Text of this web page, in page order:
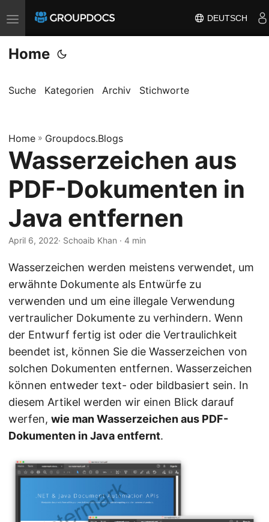
T
o
g
l
a
v
i
g
t
i
n
DEUTSCH
Home
Suche Kategorien Archiv Stichworte
Home » Groupdocs.Blogs
Wasserzeichen aus
PDF-Dokumenten in
Java entfernen
April 6, 2022· Schoaib Khan · 4 min
Wasserzeichen werden meistens verwendet, um
erwähnte Dokumente als Entwürfe zu
verwenden und um eine illegale Verwendung
vertraulicher Dokumente zu verhindern. Wenn
der Entwurf fertig ist oder die Vertraulichkeit
beendet ist, können Sie die Wasserzeichen von
solchen Dokumenten entfernen. Wasserzeichen
können entweder text- oder bildbasiert sein. In
diesem Artikel werden wir einen Blick darauf
werfen, wie man Wasserzeichen aus PDF-
Dokumenten in Java entfernt.